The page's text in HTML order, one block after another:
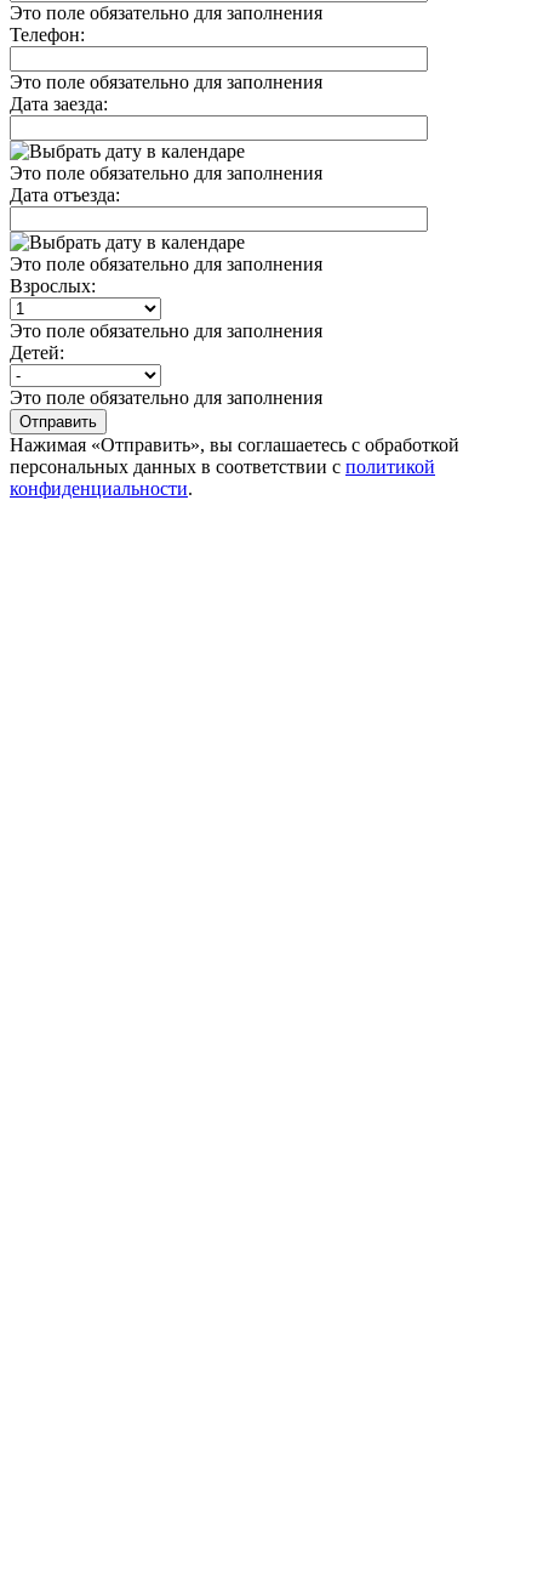
Это поле обязательно для заполнения
Телефон:
Это поле обязательно для заполнения
Дата заезда:
Это поле обязательно для заполнения
Дата отъезда:
Это поле обязательно для заполнения
Взрослых:
Это поле обязательно для заполнения
Детей:
Это поле обязательно для заполнения
Нажимая «Отправить», вы соглашаетесь с обработкой
персональных данных в соответствии с политикой
конфиденциальности.